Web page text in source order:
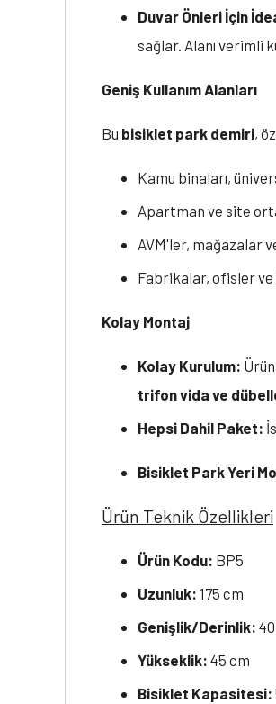
Duvar Önleri İçin
sağlar. Alanı verimli
Geniş Kullanım Alanları
Bu bisiklet park demiri,
Kamu binaları,
Apartman ve site
AVM'ler, mağazalar
Fabrikalar, ofisler
Kolay Montaj
Kolay Kurulum:
trifon vida ve
Hepsi Dahil Paket:
Bisiklet Park Yeri
Ürün Teknik Özellikleri
Ürün Kodu: BP5
Uzunluk: 175 cm
Genişlik/Derinlik:
Yükseklik: 45 cm
Bisiklet Kapasitesi: